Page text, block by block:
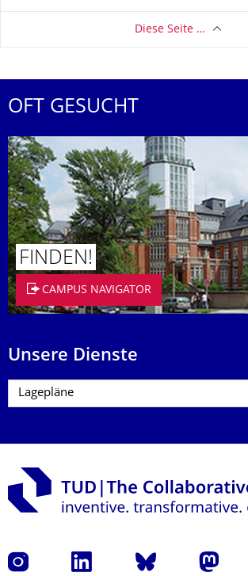
Diese Seite …
OFT GESUCHT
FINDEN!
CAMPUS NAVIGATOR
Unsere Dienste
Instagram LinkedIn Bluesky Mastodon